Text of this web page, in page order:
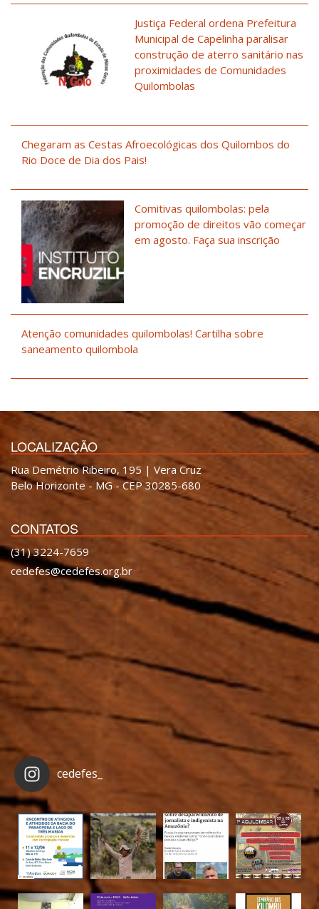
Justiça Federal ordena Prefeitura
Municipal de Capelinha paralisar
construção de aterro sanitário nas
proximidades de Comunidades
Quilombolas
Chegaram as Cestas Afroecológicas dos Quilombos do
Rio Doce de Dia dos Pais!
Comitivas quilombolas: pela
promoção de direitos vão começar
em agosto. Faça sua inscrição
Atenção comunidades quilombolas! Cartilha sobre
saneamento quilombola
LOCALIZAÇÃO
Rua Demétrio Ribeiro, 195 | Vera Cruz
Belo Horizonte - MG - CEP 30285-680
CONTATOS
(31) 3224-7659
cedefes@cedefes.org.br
cedefes_